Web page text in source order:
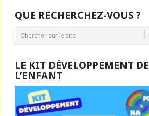
QUE RECHERCHEZ-VOUS ?
LE KIT DÉVELOPPEMENT DE
L’ENFANT